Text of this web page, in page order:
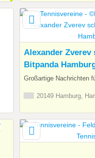
Alexander
Bitpanda
Großartige Nachrichten
20149 Hamburg,